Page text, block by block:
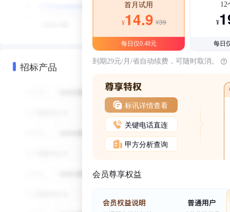
招标产品
首月试用
¥14.9 ¥39
每日仅0.48元
12
¥
每日
到期29元/月/省自动续费，可随时取消。
标讯详情查看
关键电话直连
甲方分析查询
会员尊享权益